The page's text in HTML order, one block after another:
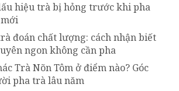
hiệu trà bị hỏng trước khi pha
đoán chất lượng: cách nhận biết
ngon không cần pha
Trà Nõn Tôm ở điểm nào? Góc
pha trà lâu năm